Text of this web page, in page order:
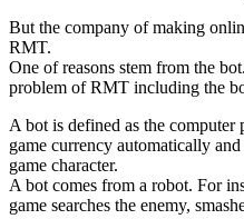
But the company of making
RMT.
One of reasons stem from the
problem of RMT including the
A bot is defined as the computer
game currency automatically
game character.
A bot comes from a robot. For
game searches the enemy,